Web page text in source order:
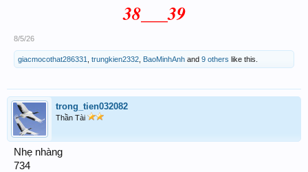
38___39
8/5/26
giacmocothat286331 trungkien2332 BaoMinhAnh and 9 others like this.
trong_tien032082
Thần Tài
Nhẹ nhàng
734